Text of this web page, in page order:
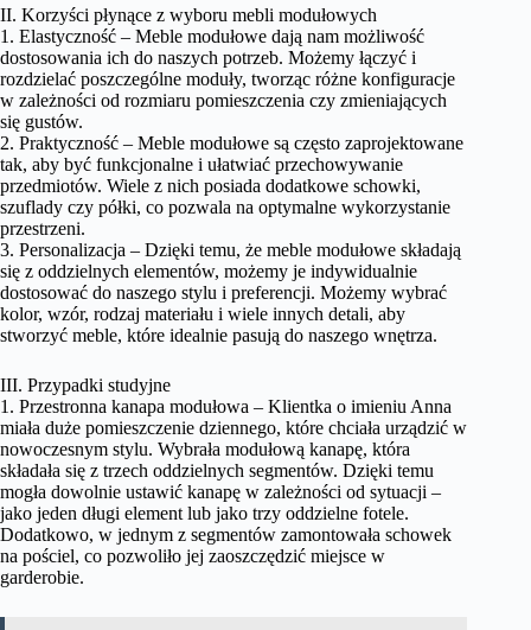
II. Korzyści płynące z wyboru mebli modułowych
1. Elastyczność – Meble modułowe dają nam możliwość
dostosowania ich do naszych potrzeb. Możemy łączyć i
rozdzielać poszczególne moduły, tworząc różne konfiguracje
w zależności od rozmiaru pomieszczenia czy zmieniających
się gustów.
2. Praktyczność – Meble modułowe są często zaprojektowane
tak, aby być funkcjonalne i ułatwiać przechowywanie
przedmiotów. Wiele z nich posiada dodatkowe schowki,
szuflady czy półki, co pozwala na optymalne wykorzystanie
przestrzeni.
3. Personalizacja – Dzięki temu, że meble modułowe składają
się z oddzielnych elementów, możemy je indywidualnie
dostosować do naszego stylu i preferencji. Możemy wybrać
kolor, wzór, rodzaj materiału i wiele innych detali, aby
stworzyć meble, które idealnie pasują do naszego wnętrza.
III. Przypadki studyjne
1. Przestronna kanapa modułowa – Klientka o imieniu Anna
miała duże pomieszczenie dziennego, które chciała urządzić w
nowoczesnym stylu. Wybrała modułową kanapę, która
składała się z trzech oddzielnych segmentów. Dzięki temu
mogła dowolnie ustawić kanapę w zależności od sytuacji –
jako jeden długi element lub jako trzy oddzielne fotele.
Dodatkowo, w jednym z segmentów zamontowała schowek
na pościel, co pozwoliło jej zaoszczędzić miejsce w
garderobie.